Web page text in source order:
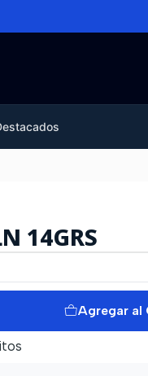
14GRS
Agregar al